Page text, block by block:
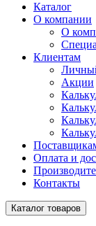
Каталог
О компании
О
Клиентам
Акции
Оплата и
Контакты
Каталог товаров